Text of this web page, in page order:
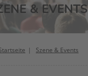
& EVENTS
Szene & Events